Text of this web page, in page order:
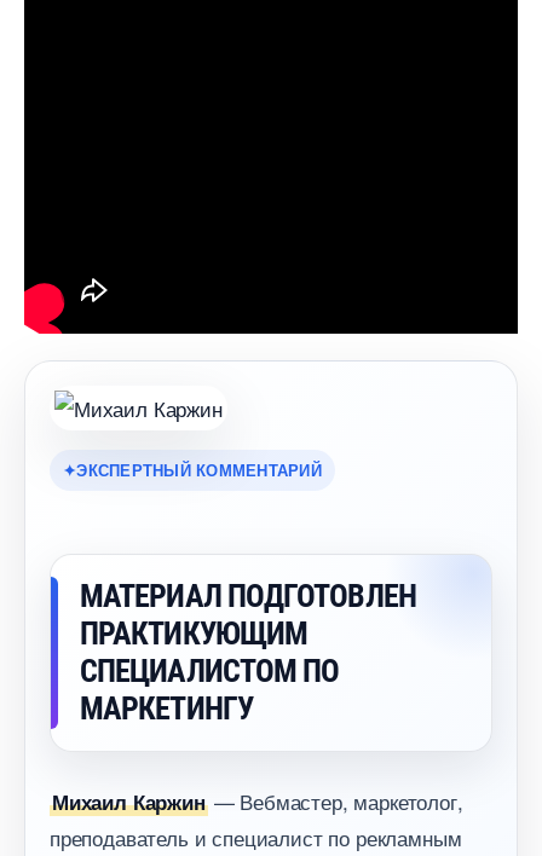
ЭКСПЕРТНЫЙ КОММЕНТАРИЙ
МАТЕРИАЛ ПОДГОТОВЛЕН
ПРАКТИКУЮЩИМ
СПЕЦИАЛИСТОМ ПО
МАРКЕТИНГУ
Михаил Каржин— Вебмастер, маркетолог,
преподаватель и специалист по рекламным